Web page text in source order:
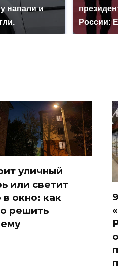
напали и
России:
уличный
или светит
окно: как
решить